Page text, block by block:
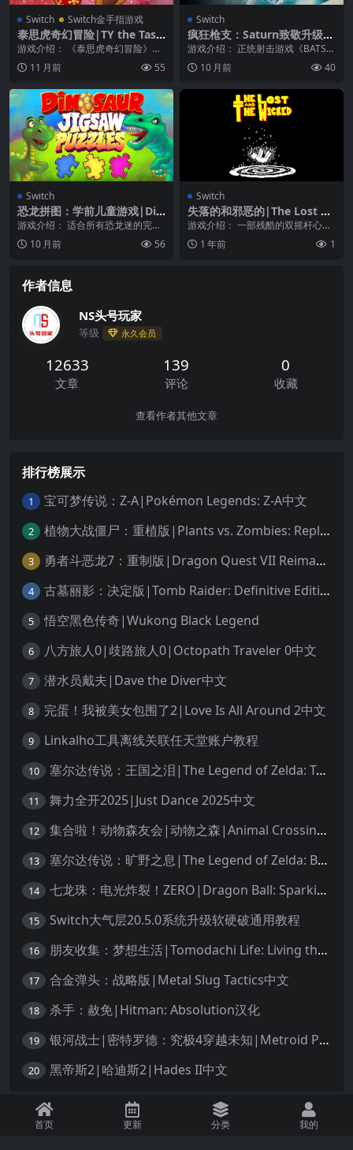
Switch Switch金手指游戏
泰思虎奇幻冒险|TY the Tas
manian Tiger
游戏介绍： 《泰思虎奇幻冒险》是
一款3D画面的动作冒险卡通游戏，
你将扮演一只塔斯...
11 月前 55
Switch
疯狂枪支：Saturn致敬升级
版|Batsugun: Saturn Tribut
e Boosted中文
游戏介绍： 正统射击游戏《BATSU
GUN》 消灭敌人并升级！可累积经
验值变得更...
10 月前 40
Switch
恐龙拼图：学前儿童游戏|Din
osaur Jigsaw Puzzles: Dino
Puzzle Game for Kids & To
ddlers
游戏介绍： 适合所有恐龙迷的完美
游戏！ 一款精心设计的独立游戏，
带有手绘插图。 ...
10 月前 56
Switch
失落的和邪恶的|The Lost an
d The Wicked
游戏介绍： 一部残酷的双摇杆心理
恐怖片。在一次沉船事故后，你在
一个邪恶的世界中醒...
1 年前 1
作者信息
NS头号玩家
等级 永久会员
12633
文章
139
评论
0
收藏
查看作者其他文章
排行榜展示
1 宝可梦传说：Z-A|Pokémon Legends: Z-A中文
2 植物大战僵尸：重植版|Plants vs. Zombies: Replanted中文
3 勇者斗恶龙7：重制版|Dragon Quest VII Reimagined中文
4 古墓丽影：决定版|Tomb Raider: Definitive Edition中文
5 悟空黑色传奇|Wukong Black Legend
6 八方旅人0|歧路旅人0|Octopath Traveler 0中文
7 潜水员戴夫|Dave the Diver中文
8 完蛋！我被美女包围了2|Love Is All Around 2中文
9 Linkalho工具离线关联任天堂账户教程
10 塞尔达传说：王国之泪|The Legend of Zelda: Tears of the Kingdom中文
11 舞力全开2025|Just Dance 2025中文
12 集合啦！动物森友会|动物之森|Animal Crossing: New Horizons中文
13 塞尔达传说：旷野之息|The Legend of Zelda: Breath of the Wild中文
14 七龙珠：电光炸裂！ZERO|Dragon Ball: Sparking! Zero中文
15 Switch大气层20.5.0系统升级软硬破通用教程
16 朋友收集：梦想生活|Tomodachi Life: Living the Dream中文
17 合金弹头：战略版|Metal Slug Tactics中文
18 杀手：赦免|Hitman: Absolution汉化
19 银河战士|密特罗德：究极4穿越未知|Metroid Prime 4: Beyond中文
20 黑帝斯2|哈迪斯2|Hades II中文
免责声明：本站资源均源自网络，诺涉及您的版权，知识产权或其他利益，请附
首页 更新 分类 我的